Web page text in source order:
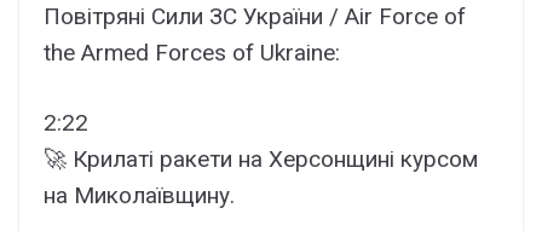
Повітряні Сили ЗС України / Air Force of
the Armed Forces of Ukraine:
2:22
🚀 Крилаті ракети на Херсонщині курсом
на Миколаївщину.